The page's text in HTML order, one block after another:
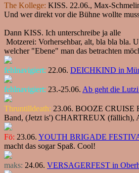
The Kollege: KISS. 22.06., Max-
Und wer direkt vor die Bühne wollte
Dann KISS. Ich unterschreibe ja alle
Motzerei: Vorhersehbar, alt, bla bla bla.
welcher "Ebene" man das betrachten
fehlnavigiert: 22.06. DEICHKIND in
fehlnavigiert: 23.-25.06. Ab geht die
Thruntilldeath: 23.06. BOOZE CRUISE
Band, (Jetzt is') CHARTREUX (fällich),
Fö: 23.06. YOUTH BRIGADE
macht das sogar Spaß. Cool!
maks: 24.06. VERSAGERFEST in